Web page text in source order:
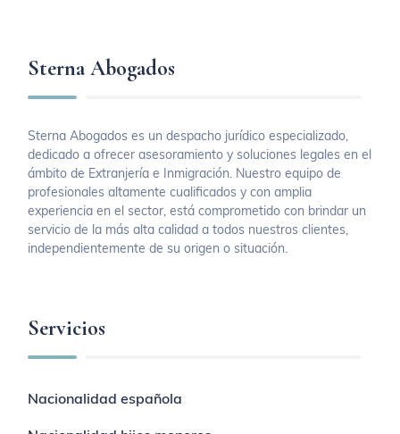
Sterna Abogados
Sterna Abogados es un despacho jurídico especializado,
dedicado a ofrecer asesoramiento y soluciones legales en el
ámbito de Extranjería e Inmigración. Nuestro equipo de
profesionales altamente cualificados y con amplia
experiencia en el sector, está comprometido con brindar un
servicio de la más alta calidad a todos nuestros clientes,
independientemente de su origen o situación.
Servicios
Nacionalidad española